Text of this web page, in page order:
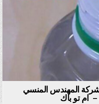
شركة المهندس المنسي
– ام تو باك